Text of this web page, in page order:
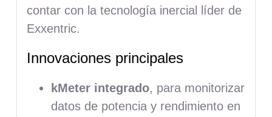
contar con la tecnología inercial líder de
Exxentric.
Innovaciones principales
kMeter integrado, para monitorizar
datos de potencia y rendimiento en